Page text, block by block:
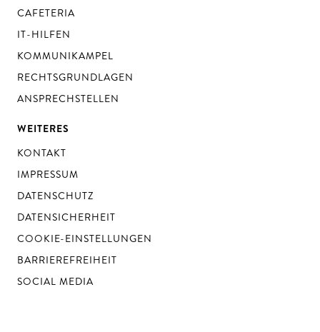
CAFETERIA
IT-HILFEN
KOMMUNIKAMPEL
RECHTSGRUNDLAGEN
ANSPRECHSTELLEN
WEITERES
KONTAKT
IMPRESSUM
DATENSCHUTZ
DATENSICHERHEIT
COOKIE-EINSTELLUNGEN
BARRIEREFREIHEIT
SOCIAL MEDIA